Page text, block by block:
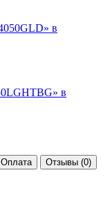
Оплата
Отзывы (0)